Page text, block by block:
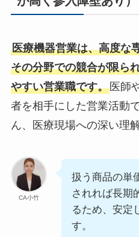
医療機器営業は、高度な
その分野での競合が限ら
やすい営業職です。医師
者を相手にした営業活動
ん、医療現場への深い理
CA小竹
扱う商品の単
されれば長期
るため、安定
す。